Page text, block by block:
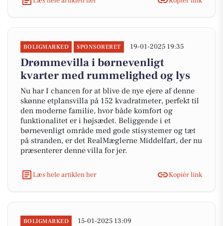
BOLIGMARKED SPONSORERET 19-01-2025 19:35
Drømmevilla i børnevenligt
kvarter med rummelighed og lys
Nu har I chancen for at blive de nye ejere af denne
skønne etplansvilla på 152 kvadratmeter, perfekt til
den moderne familie, hvor både komfort og
funktionalitet er i højsædet. Beliggende i et
børnevenligt område med gode stisystemer og tæt
på stranden, er det RealMæglerne Middelfart, der nu
præsenterer denne villa for jer.
Læs hele artiklen her Kopiér link
BOLIGMARKED 15-01-2025 13:09